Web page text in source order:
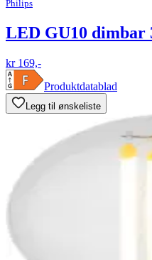
Philips
LED GU10 dimbar
kr 169,-
Produktdatablad
Legg til ønskeliste